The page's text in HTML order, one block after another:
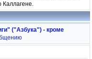
Каллагене.
("Азбука") - кроме